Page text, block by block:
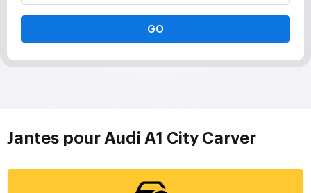
GO
Jantes pour Audi A1 City Carver